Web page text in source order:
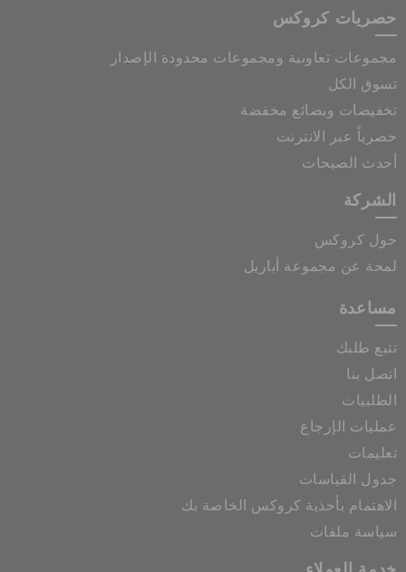
حصريات كروكس
مجموعات تعاونية ومجموعات محدودة الإصدار
تسوق الكل
تخفيضات وبضائع مخفضة
حصرياً عبر الانترنت
أحدث الصيحات
الشركة
حول كروكس
لمحة عن مجموعة أباريل
مساعدة
تتبع طلبك
اتصل بنا
الطلبيات
عمليات الإرجاع
تعليمات
جدول القياسات
الاهتمام بأحذية كروكس الخاصة بك
سياسة ملفات